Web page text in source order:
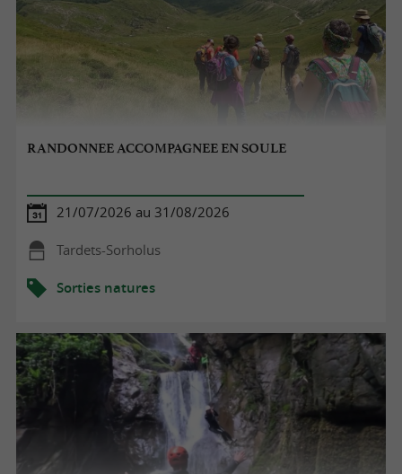
RANDONNEE ACCOMPAGNEE EN SOULE
21/07/2026 au 31/08/2026
Tardets-Sorholus
Sorties natures